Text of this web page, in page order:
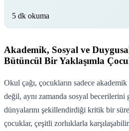
5 dk okuma
Akademik, Sosyal ve
Bütüncül Bir Yaklaşımla
Okul çağı, çocukların sadece
değil, aynı zamanda sosyal
dünyalarını şekillendirdiği kritik bir
çocuklar, çeşitli zorluklarla